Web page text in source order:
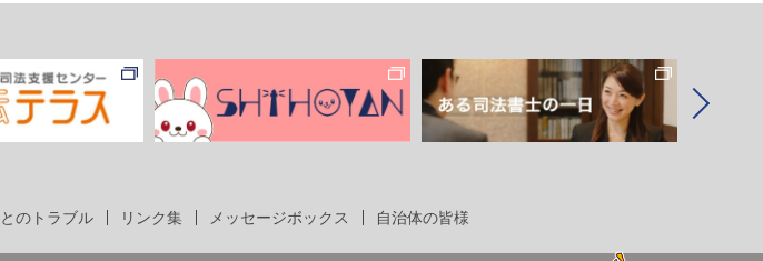
のトラブル リンク集 メッセージボックス 自治体の皆様